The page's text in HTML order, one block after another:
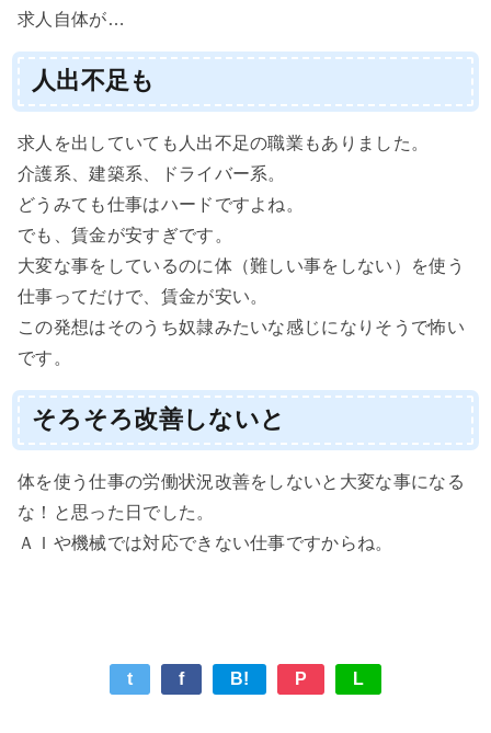
求人自体が…
人出不足も
求人を出していても人出不足の職業もありました。
介護系、建築系、ドライバー系。
どうみても仕事はハードですよね。
でも、賃金が安すぎです。
大変な事をしているのに体（難しい事をしない）を使う
仕事ってだけで、賃金が安い。
この発想はそのうち奴隷みたいな感じになりそうで怖い
です。
そろそろ改善しないと
体を使う仕事の労働状況改善をしないと大変な事になる
な！と思った日でした。
ＡＩや機械では対応できない仕事ですからね。
t f B! P L